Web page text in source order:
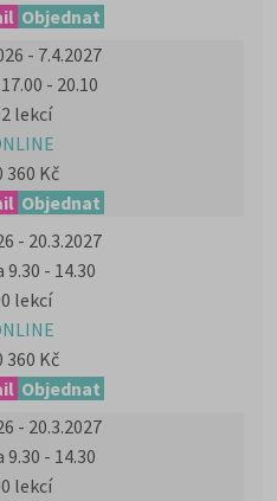
Objednat
- 7.4.2027
- 20.10
lekcí
360 Kč
Objednat
- 20.3.2027
- 14.30
lekcí
360 Kč
Objednat
- 20.3.2027
- 14.30
lekcí